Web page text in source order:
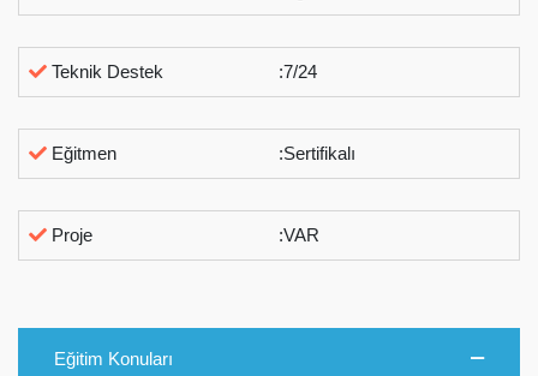
Teknik Destek :7/24
Eğitmen :Sertifikalı
Proje :VAR
Eğitim Konuları